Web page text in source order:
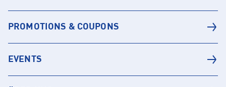
PROMOTIONS & COUPONS
EVENTS